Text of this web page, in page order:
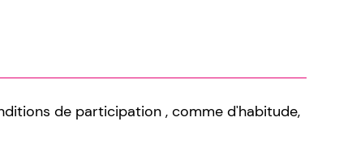
de participation , comme d'habitude,